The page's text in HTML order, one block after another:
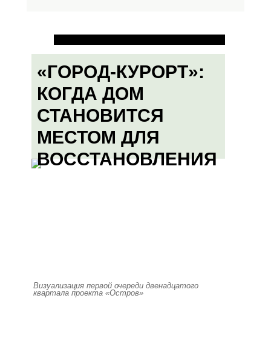
«ГОРОД-КУРОРТ»:
КОГДА ДОМ
СТАНОВИТСЯ
МЕСТОМ ДЛЯ
ВОССТАНОВЛЕНИЯ
Визуализация первой очереди двенадцатого
квартала проекта «Остров»